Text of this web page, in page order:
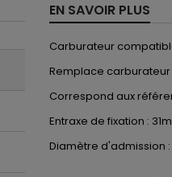
EN SAVOIR PLUS
Carburateur
Remplace carburateur
Correspond aux
Entraxe de fixation :
Diamètre d'admission